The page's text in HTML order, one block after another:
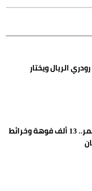
الريال ويختار
الصين تكشف أدق خريطة للقمر.. 13 ألف فوهة وخرائط